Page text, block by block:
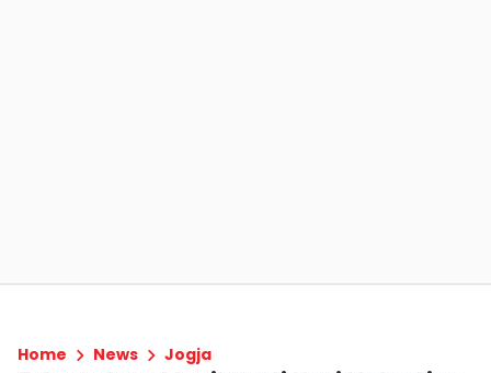
Home News Jogja